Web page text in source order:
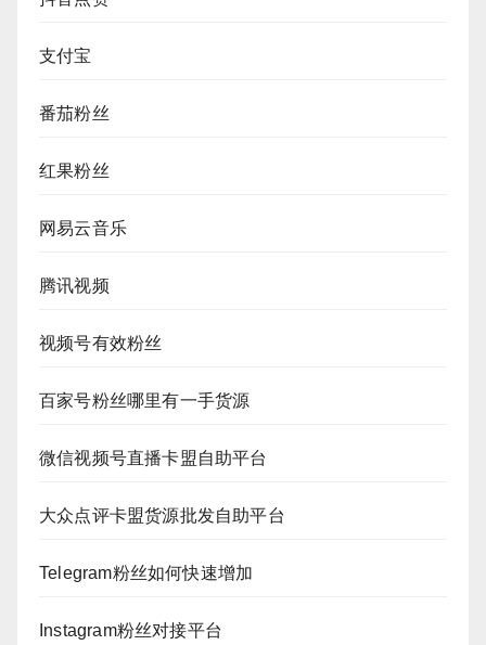
支付宝
番茄粉丝
红果粉丝
网易云音乐
腾讯视频
视频号有效粉丝
百家号粉丝哪里有一手货源
微信视频号直播卡盟自助平台
大众点评卡盟货源批发自助平台
Telegram粉丝如何快速增加
Instagram粉丝对接平台